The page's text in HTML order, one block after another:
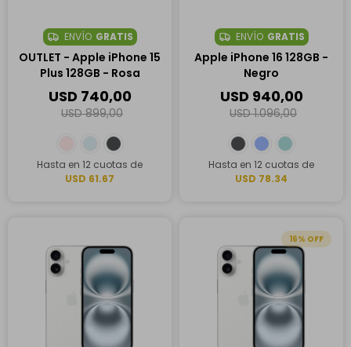
ENVÍO GRATIS
OUTLET - Apple iPhone 15
Plus 128GB - Rosa
USD 740,00
USD 899,00
Hasta en 12 cuotas de
USD 61.67
ENVÍO GRATIS
Apple iPhone 16 128GB -
Negro
USD 940,00
USD 1.096,00
Hasta en 12 cuotas de
USD 78.34
16